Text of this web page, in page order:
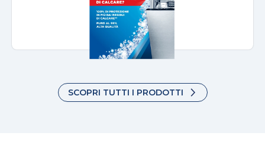
SCOPRI TUTTI I PRODOTTI